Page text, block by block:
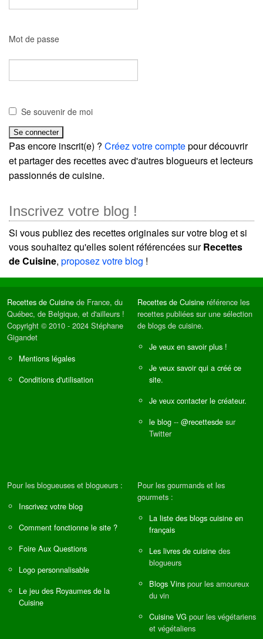
Mot de passe
Se souvenir de moi
Pas encore inscrit(e) ? Créez votre comptepour découvrir
et partager des recettes avec d'autres blogueurs et lecteurs
passionnés de cuisine.
Inscrivez votre blog !
Si vous publiez des recettes originales sur votre blog et si
vous souhaitez qu'elles soient référencées surRecettes
de Cuisine, proposez votre blog !
Recettes de Cuisine de France, du
Québec, de Belgique, et d'ailleurs !
Copyright © 2010 - 2024 Stéphane
Gigandet
Mentions légales
Conditions d'utilisation
Recettes de Cuisine référence les
recettes publiées sur une sélection
de blogs de cuisine.
Je veux en savoir plus !
Je veux savoir qui a créé ce
site.
Je veux contacter le créateur.
le blog -- @recettesde sur
Twitter
Pour les blogueuses et blogueurs :
Inscrivez votre blog
Comment fonctionne le site ?
Foire Aux Questions
Logo personnalisable
Le jeu des Royaumes de la
Cuisine
Pour les gourmands et les
gourmets :
La liste des blogs cuisine en
français
Les livres de cuisine des
blogueurs
Blogs Vins pour les amoureux
du vin
Cuisine VG pour les végétariens
et végétaliens